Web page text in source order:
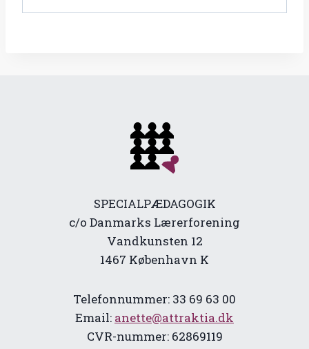
SPECIALPÆDAGOGIK
c/o Danmarks Lærerforening
Vandkunsten 12
1467 København K
Telefonnummer: 33 69 63 00
Email: anette@attraktia.dk
CVR-nummer: 62869119